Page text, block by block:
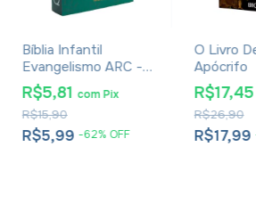
Bíblia Infantil
Evangelismo ARC -
Capa Leão de Judá
R$5,99 -62% OFF
R$15,90
R$5,81 com Pix
O Livro
Apócrifo
R$17,99
R$26,90
R$17,45